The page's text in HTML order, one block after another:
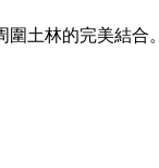
土林的完美結合。